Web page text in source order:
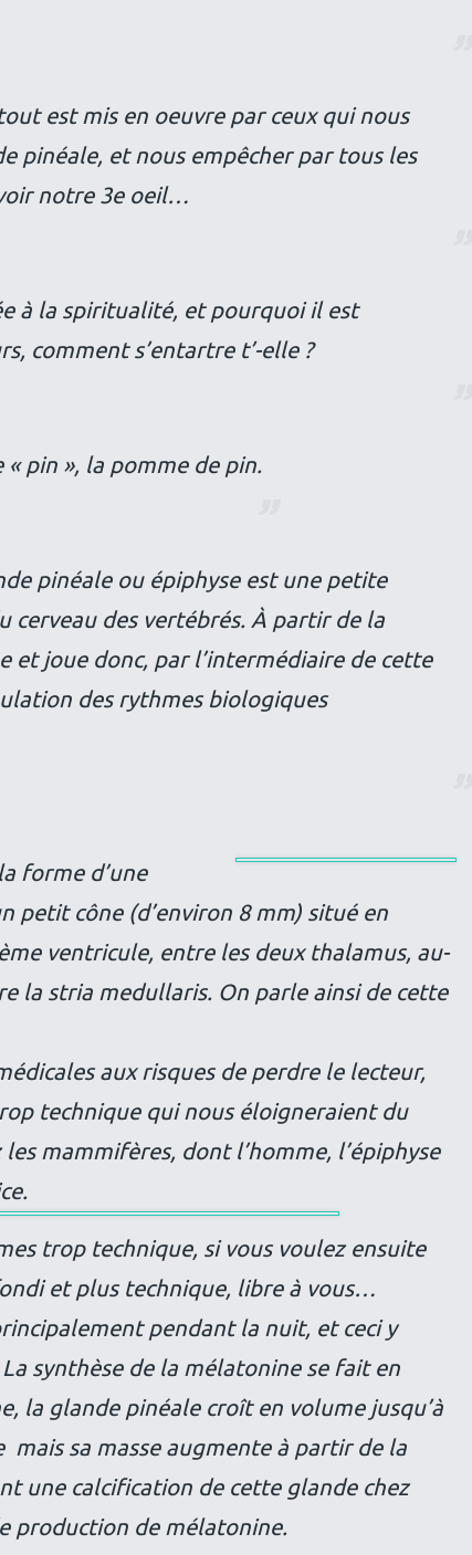
est mis en oeuvre par ceux qui nous
pinéale, et nous empêcher par tous les
notre 3e oeil…
à la spiritualité, et pourquoi il est
comment s’entartre t’-elle ?
« pin », la pomme de pin.
pinéale ou épiphyse est une petite
cerveau des vertébrés. À partir de la
et joue donc, par l’intermédiaire de cette
des rythmes biologiques
forme d’une
petit cône (d’environ 8 mm) situé en
ventricule, entre les deux thalamus, au-
la stria medullaris. On parle ainsi de cette
aux risques de perdre le lecteur,
technique qui nous éloigneraient du
mammifères, dont l’homme, l’épiphyse
trop technique, si vous voulez ensuite
et plus technique, libre à vous…
pendant la nuit, et ceci y
synthèse de la mélatonine se fait en
la glande pinéale croît en volume jusqu’à
mais sa masse augmente à partir de la
une calcification de cette glande chez
production de mélatonine.